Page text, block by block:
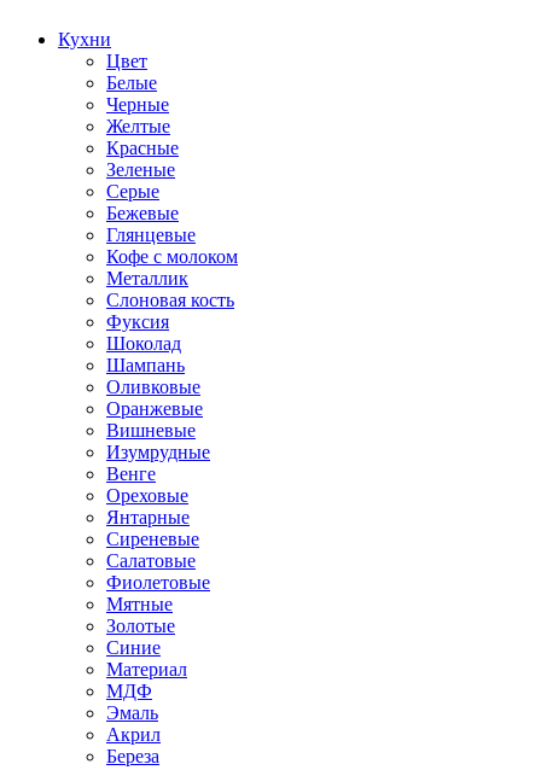
Кухни
Цвет
Белые
Черные
Желтые
Красные
Зеленые
Серые
Бежевые
Глянцевые
Кофе с молоком
Металлик
Слоновая кость
Фуксия
Шоколад
Шампань
Оливковые
Оранжевые
Вишневые
Изумрудные
Венге
Ореховые
Янтарные
Сиреневые
Салатовые
Фиолетовые
Мятные
Золотые
Синие
Материал
МДФ
Эмаль
Акрил
Береза